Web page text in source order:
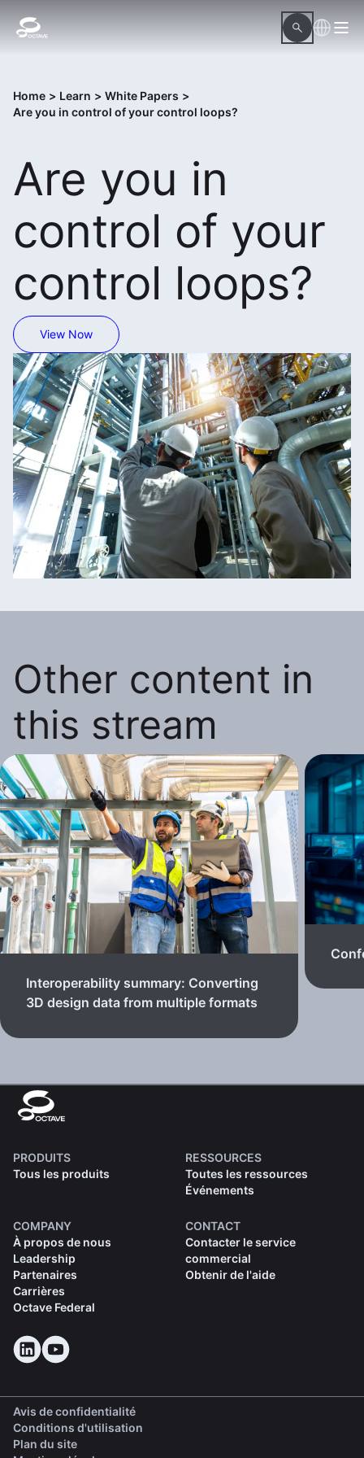
Home > Learn > White Papers >
Are you in control of your control loops?
Are you in
control of your
control loops?
View Now
Other content in
this stream
Interoperability summary: Converting
3D design data from multiple formats
PRODUITS
Tous les produits
RESSOURCES
Toutes les ressources
Événements
COMPANY
À propos de nous
Leadership
Partenaires
Carrières
Octave Federal
CONTACT
Contacter le service
commercial
Obtenir de l'aide
Avis de confidentialité
Conditions d'utilisation
Plan du site